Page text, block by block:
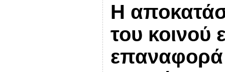
Η
του κοινού
επαναφορά